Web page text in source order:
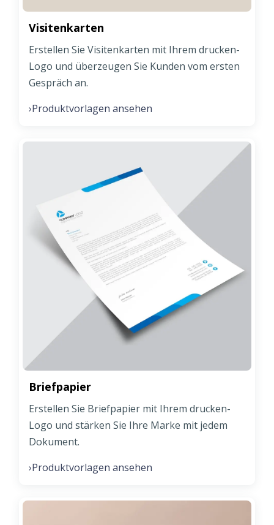
Visitenkarten
Erstellen Sie Visitenkarten mit Ihrem drucken-
Logo und überzeugen Sie Kunden vom ersten
Gespräch an.
›Produktvorlagen ansehen
Briefpapier
Erstellen Sie Briefpapier mit Ihrem drucken-
Logo und stärken Sie Ihre Marke mit jedem
Dokument.
›Produktvorlagen ansehen